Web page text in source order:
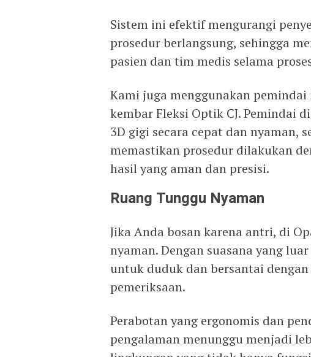
Sistem ini efektif mengurangi
prosedur berlangsung, sehingga
pasien dan tim medis selama
Kami juga menggunakan
kembar Fleksi Optik CJ. Pemindai
3D gigi secara cepat dan nyaman,
memastikan prosedur dilakukan
hasil yang aman dan presisi.
Ruang Tunggu Nyaman
Jika Anda bosan karena antri, di
nyaman. Dengan suasana yang
untuk duduk dan bersantai
pemeriksaan.
Perabotan yang ergonomis dan
pengalaman menunggu menjadi